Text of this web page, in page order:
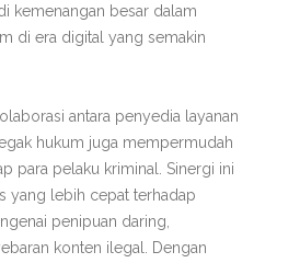
kemenangan besar dalam
di era digital yang semakin
antara penyedia layanan
hukum juga mempermudah
para pelaku kriminal. Sinergi ini
yang lebih cepat terhadap
penipuan daring,
konten ilegal. Dengan